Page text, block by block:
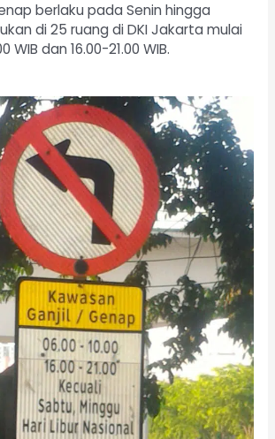
berlaku pada Senin hingga
di 25 ruang di DKI Jakarta mulai
WIB dan 16.00-21.00 WIB.